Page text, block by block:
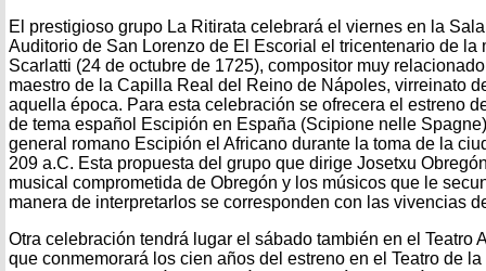
El prestigioso grupo La Ritirata celebrará el viernes en la
Auditorio de San Lorenzo de El Escorial el tricentenario de la
Scarlatti (24 de octubre de 1725), compositor muy
maestro de la Capilla Real del Reino de Nápoles, virreinato
aquella época. Para esta celebración se ofrecera el estreno
de tema español Escipión en España (Scipione nelle
general romano Escipión el Africano durante la toma de la
209 a.C. Esta propuesta del grupo que dirige Josetxu
musical comprometida de Obregón y los músicos que le
manera de interpretarlos se corresponden con las vivencias
Otra celebración tendrá lugar el sábado también en el Teatro
que conmemorará los cien años del estreno en el Teatro de